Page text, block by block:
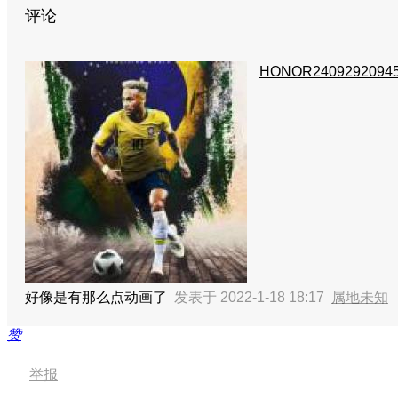
评论
好像是有那么点动画了 发表于 2022-1-18 18:17 属地未知
赞
举报